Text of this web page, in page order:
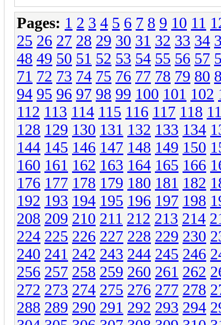
Pages: 1 2 3 4 5 6 7 8 9 10 11
25 26 27 28 29 30 31 32 33 34
48 49 50 51 52 53 54 55 56 57
71 72 73 74 75 76 77 78 79 80
94 95 96 97 98 99 100 101 102
112 113 114 115 116 117 118
128 129 130 131 132 133 134
144 145 146 147 148 149 150
160 161 162 163 164 165 166
176 177 178 179 180 181 182
192 193 194 195 196 197 198
208 209 210 211 212 213 214
224 225 226 227 228 229 230
240 241 242 243 244 245 246
256 257 258 259 260 261 262
272 273 274 275 276 277 278
288 289 290 291 292 293 294